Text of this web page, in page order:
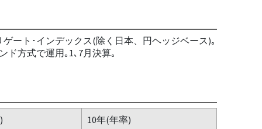
ート･インデックス(除く日本、円ヘッジベース)｡
ド方式で運用｡1､7月決算｡
10年(年率)